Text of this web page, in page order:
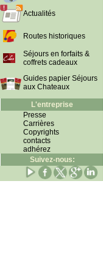
Actualités
Routes historiques
Séjours en forfaits &
coffrets cadeaux
Guides papier Séjours
aux Chateaux
L'entreprise
Presse
Carrières
Copyrights
contacts
adhérez
Suivez-nous: